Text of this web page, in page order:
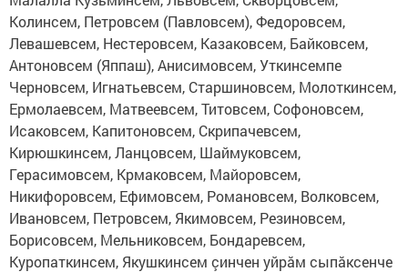
Колинсем, Петровсем (Павловсем), Федоровсем,
Левашевсем, Нестеровсем, Казаковсем, Байковсем,
Антоновсем (Яппаш), Анисимовсем, Уткинсемпе
Черновсем, Игнатьевсем, Старшиновсем, Молоткинсем,
Ермолаевсем, Матвеевсем, Титовсем, Софонов­сем,
Исаковсем, Капитоновсем, Скрипачевсем,
Кирюшкинсем, Ланцовсем, Шаймуковсем,
Герасимовсем, Крмаковсем, Майоровсем,
Никифоровсем, Ефимовсем, Романовсем, Волковсем,
Ивановсем, Петровсем, Якимовсем, Резиновсем,
Борисовсем, Мельниковсем, Бондаревсем,
Куропаткинсем, Якушкинсем çинчен уйрăм сыпăксенче